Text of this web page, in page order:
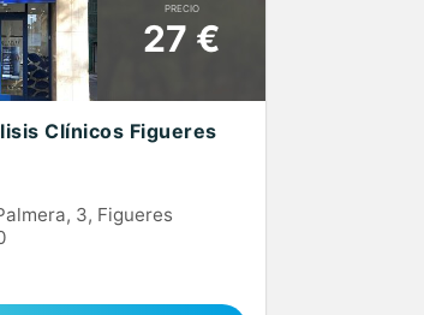
PRECIO
27 €
Clínicos Figueres
3, Figueres